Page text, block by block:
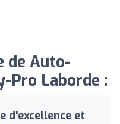
de Auto-
Pro Laborde :
d'excellence et